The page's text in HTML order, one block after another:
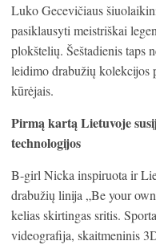
Luko Gecevičiaus
pasiklausyti meistriškai
plokštelių. Šeštadienis taps
leidimo drabužių kolekcijos
kūrėjais.
Pirmą kartą Lietuvoje
technologijos
B-girl Nicka inspiruota ir
drabužių linija „Be your
kelias skirtingas sritis.
videografija, skaitmeninis